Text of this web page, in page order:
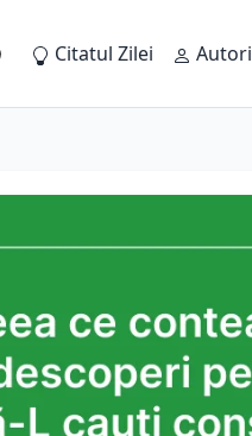
Citatul Zilei Autori